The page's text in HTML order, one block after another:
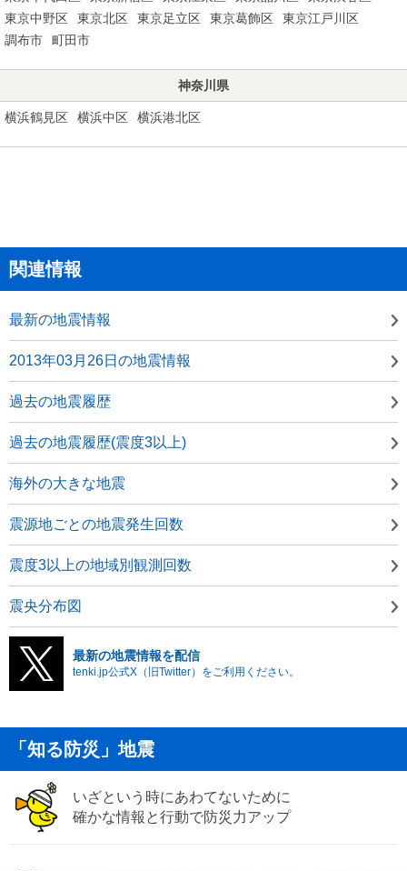
東京中野区
東京北区 東京足立区 東京葛飾区
東京江戸川区
調布市
町田市
神奈川県
横浜鶴見区 横浜中区 横浜港北区
関連情報
最新の地震情報
2013年03月26日の地震情報
過去の地震履歴
過去の地震履歴(震度3以上)
海外の大きな地震
震源地ごとの地震発生回数
震度3以上の地域別観測回数
震央分布図
最新の地震情報を配信
tenki.jp公式X（旧Twitter）をご利用ください。
「知る防災」地震
いざという時にあわてないために
確かな情報と行動で防災力アップ